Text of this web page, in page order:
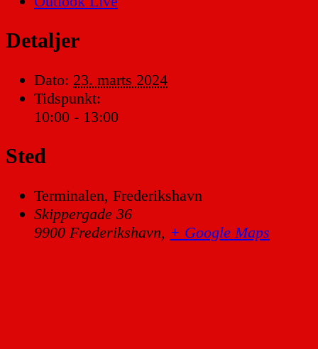
Detaljer
Dato: 23. marts 2024
Tidspunkt:
10:00 - 13:00
Sted
Terminalen, Frederikshavn
Skippergade 36
9900 Frederikshavn, + Google Maps